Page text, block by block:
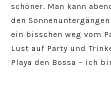
schöner. Man kann
den
ein bisschen weg vom
Lust auf Party und
Playa den Bossa – ich